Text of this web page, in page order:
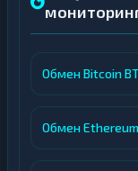
Обмен Bitcoin
Обмен